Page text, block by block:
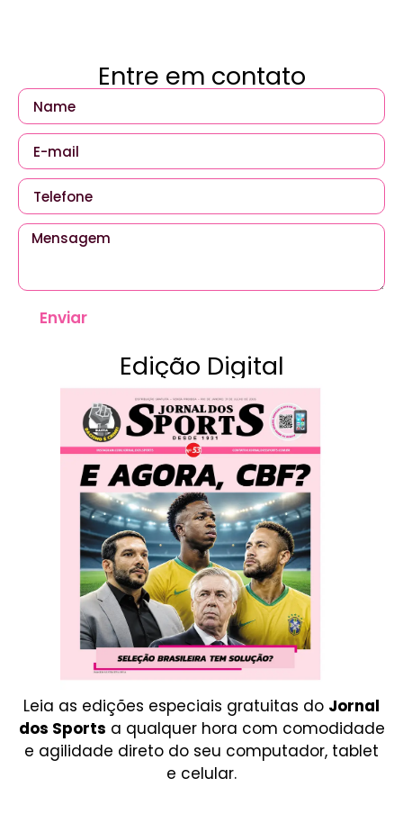
Entre em contato
Enviar
Edição Digital
Leia as edições especiais gratuitas do Jornal
dos Sports a qualquer hora com comodidade
e agilidade direto do seu computador, tablet
e celular.